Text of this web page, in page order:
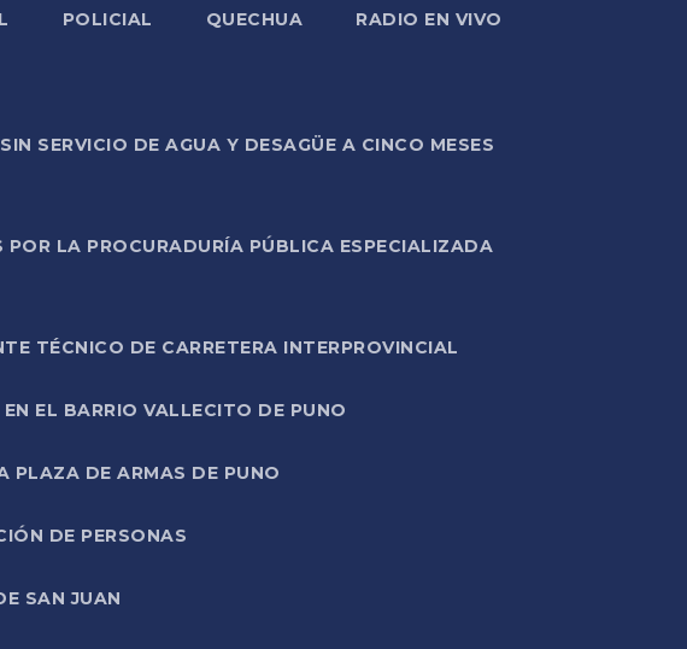
POLICIAL QUECHUA RADIO EN VIVO
SERVICIO DE AGUA Y DESAGÜE A CINCO MESES
LA PROCURADURÍA PÚBLICA ESPECIALIZADA
TÉCNICO DE CARRETERA INTERPROVINCIAL
EL BARRIO VALLECITO DE PUNO
PLAZA DE ARMAS DE PUNO
DE PERSONAS
SAN JUAN